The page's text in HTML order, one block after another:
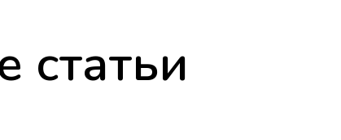
статьи